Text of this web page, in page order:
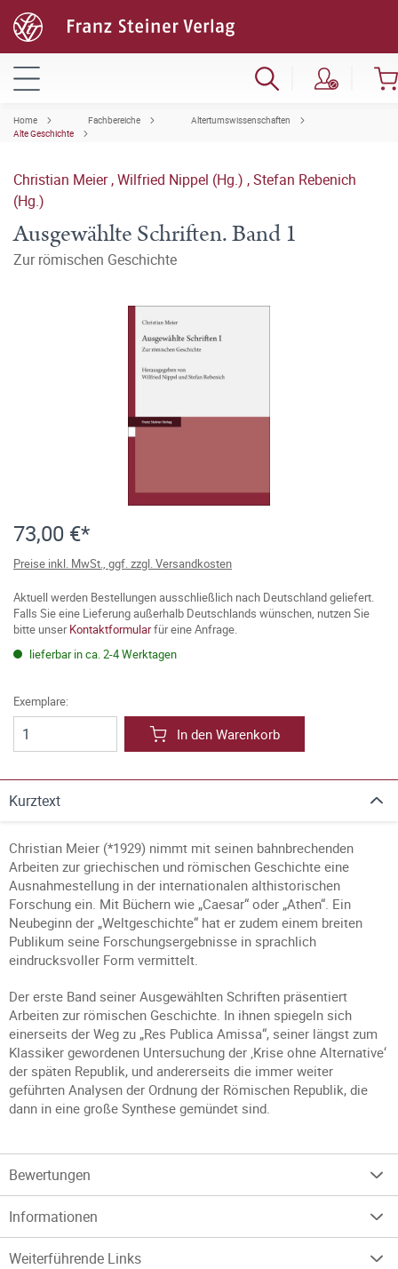
Home Fachbereiche
Altertumswissenschaften
Alte Geschichte
Christian Meier,Wilfried Nippel (Hg.) ,Stefan Rebenich
(Hg.)
Ausgewählte Schriften. Band 1
Zur römischen Geschichte
73,00 €*
Preise inkl. MwSt., ggf. zzgl. Versandkosten
Aktuell werden Bestellungen ausschließlich nach Deutschland geliefert.
Falls Sie eine Lieferung außerhalb Deutschlands wünschen, nutzen Sie
bitte unserKontaktformularfür eine Anfrage.
lieferbar in ca. 2-4 Werktagen
Exemplare:
In den Warenkorb
Kurztext
Christian Meier (*1929) nimmt mit seinen bahnbrechenden
Arbeiten zur griechischen und römischen Geschichte eine
Ausnahmestellung in der internationalen althistorischen
Forschung ein. Mit Büchern wie „Caesar“ oder „Athen“. Ein
Neubeginn der „Weltgeschichte“ hat er zudem einem breiten
Publikum seine Forschungsergebnisse in sprachlich
eindrucksvoller Form vermittelt.
Der erste Band seiner Ausgewählten Schriften präsentiert
Arbeiten zur römischen Geschichte. In ihnen spiegeln sich
einerseits der Weg zu „Res Publica Amissa“, seiner längst zum
Klassiker gewordenen Untersuchung der ‚Krise ohne Alternative‘
der späten Republik, und andererseits die immer weiter
geführten Analysen der Ordnung der Römischen Republik, die
dann in eine große Synthese gemündet sind.
Bewertungen
Informationen
Weiterführende Links